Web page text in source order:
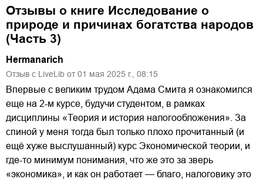
Отзывы о книге Исследование о
природе и причинах богатства народов
(Часть 3)
Hermanarich
Отзыв с LiveLib от 01 мая 2025 г., 08:15
Впервые с великим трудом Адама Смита я ознакомился
еще на 2-м курсе, будучи студентом, в рамках
дисциплины «Теория и история налогообложения». За
спиной у меня тогда был только плохо прочитанный (и
ещё хуже выслушанный) курс Экономической теории, и
где-то минимум понимания, что же это за зверь
«экономика», и как он работает — благо, налоговику это